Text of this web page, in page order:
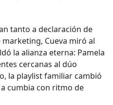
tanto a declaración de
Cueva miró al
la alianza eterna: Pamela
cercanas al dúo
la playlist familiar cambió
cumbia con ritmo de